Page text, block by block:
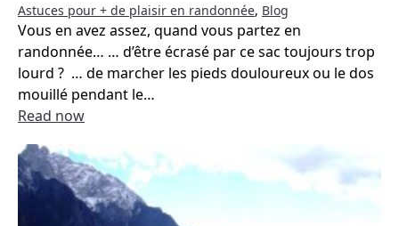
Astuces pour + de plaisir en randonnée, Blog
Vous en avez assez, quand vous partez en
randonnée… … d’être écrasé par ce sac toujours trop
lourd ? … de marcher les pieds douloureux ou le dos
mouillé pendant le…
Read now